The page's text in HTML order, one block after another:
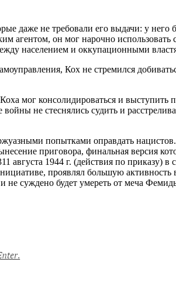
даже не требовали его выдачи: у
агентом, он мог нарочно
населением и оккупационными
Кох не стремился
мог консолидироваться и
не стеснялись судить и
попытками оправдать
приговора, финальная версия
августа 1944 г. (действия по
проявлял большую
не суждено будет умереть от меча